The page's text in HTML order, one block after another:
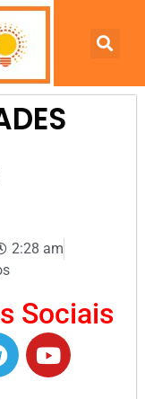
2:28 am
Sociais